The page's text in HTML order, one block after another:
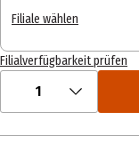
Filiale wählen
Filialverfügbarkeit prüfen
1